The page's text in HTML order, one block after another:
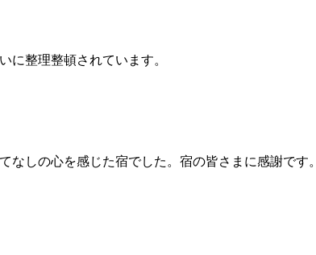
に整理整頓されています。
しの心を感じた宿でした。宿の皆さまに感謝です。